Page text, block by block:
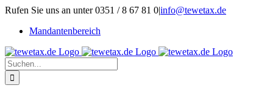
Zum
springen
Rufen Sie uns an unter 0351 / 8 67 81 0|info@tewetax.de
Mandantenbereich
Suche
nach: